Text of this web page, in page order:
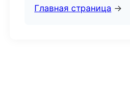
Главная страница →